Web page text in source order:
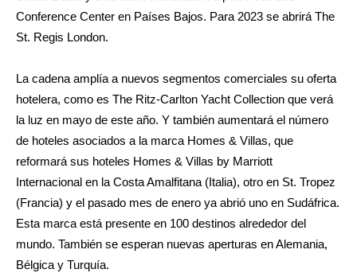
Conference Center en Países Bajos. Para 2023 se abrirá The
St. Regis London.
La cadena amplía a nuevos segmentos comerciales su oferta
hotelera, como es The Ritz-Carlton Yacht Collection que verá
la luz en mayo de este año. Y también aumentará el número
de hoteles asociados a la marca Homes & Villas, que
reformará sus hoteles Homes & Villas by Marriott
Internacional en la Costa Amalfitana (Italia), otro en St. Tropez
(Francia) y el pasado mes de enero ya abrió uno en Sudáfrica.
Esta marca está presente en 100 destinos alrededor del
mundo. También se esperan nuevas aperturas en Alemania,
Bélgica y Turquía.